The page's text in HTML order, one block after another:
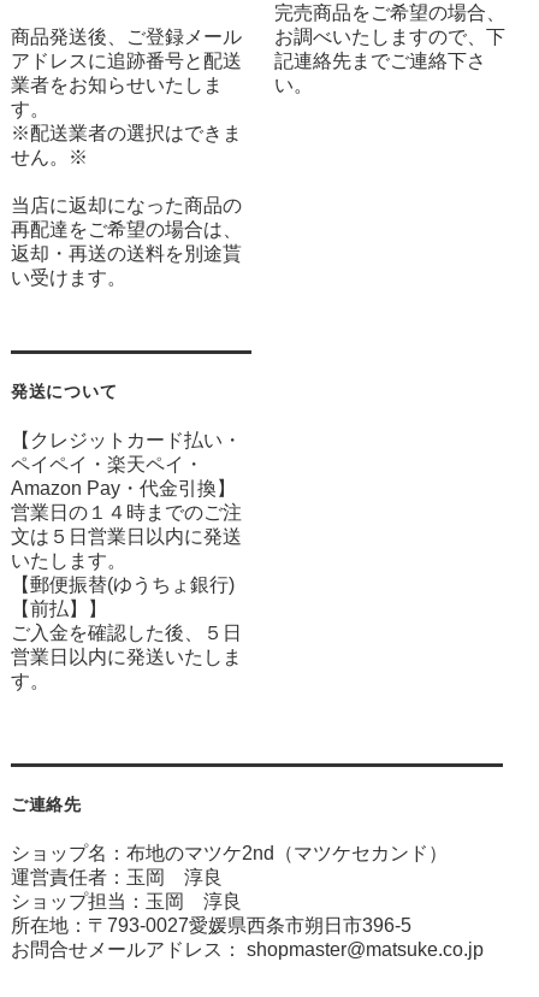
商品発送後、ご登録メール
アドレスに追跡番号と配送
業者をお知らせいたしま
す。
※配送業者の選択はできま
せん。※
当店に返却になった商品の
再配達をご希望の場合は、
返却・再送の送料を別途貰
い受けます。
発送について
【クレジットカード払い・
ペイペイ・楽天ペイ・
Amazon Pay・ 代金引換】
営業日の１４時までのご注
文は５日営業日以内に発送
いたします。
【郵便振替(ゆうちょ銀行)
【前払】】
ご入金を確認した後、５日
営業日以内に発送いたしま
す。
完売商品をご希望の場合、
お調べいたしますので、下
記連絡先までご連絡下さ
い。
ご連絡先
ショップ名：布地のマツケ2nd（マツケセカンド）
運営責任者：玉岡 淳良
ショップ担当：玉岡 淳良
所在地：〒793-0027愛媛県西条市朔日市396-5
お問合せメールアドレス： shopmaster@matsuke.co.jp